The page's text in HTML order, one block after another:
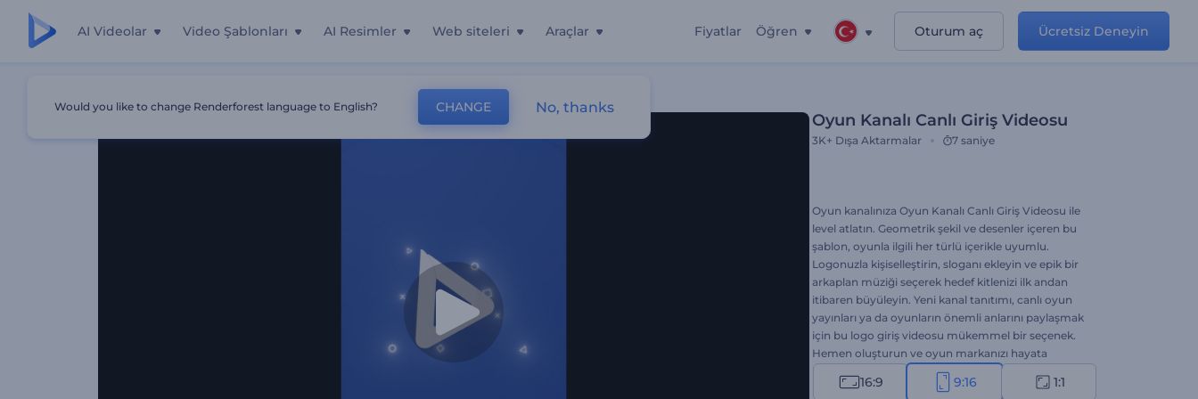
AI Videolar Video Şablonları AI Resimler Web siteleri Araçlar Fiyatlar Öğren Oturum aç Ücretsiz Deneyin
Oyun Kanalı Canlı Giriş Videosu
3K+ Dışa Aktarmalar 7 saniye
Oyun kanalınıza Oyun Kanalı Canlı Giriş Videosu ile
level atlatın. Geometrik şekil ve desenler içeren bu
şablon, oyunla ilgili her türlü içerikle uyumlu.
Logonuzla kişiselleştirin, sloganı ekleyin ve epik bir
arkaplan müziği seçerek hedef kitlenizi ilk andan
itibaren büyüleyin. Yeni kanal tanıtımı, canlı oyun
yayınları ya da oyunların önemli anlarını paylaşmak
için bu logo giriş videosu mükemmel bir seçenek.
Hemen oluşturun ve oyun markanızı hayata
16:9 9:16 1:1
Would you like to change Renderforest language to English? CHANGE No, thanks